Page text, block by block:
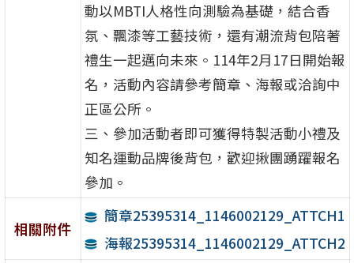
動以MBTI人格性向測驗為基礎，結合香
氛、飄漆等工藝技術，還有潮流背包陪著
禮生一起邁向未來。114年2月17日開始報
名，活動內容請參考簡章、海報或洽詢中
正區公所。
三、參加活動者即可獲得特製活動小禮及
知名運動品牌後背包，歡迎揪團踴躍報名
參加。
相關附件
簡章25395314_1146002129_ATTCH1
海報25395314_1146002129_ATTCH2